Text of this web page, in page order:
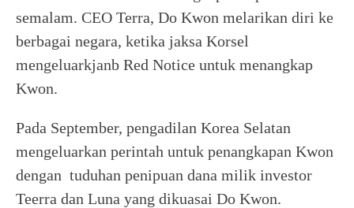
semalam. CEO Terra, Do Kwon melarikan diri ke
berbagai negara, ketika jaksa Korsel
mengeluarkjanb Red Notice untuk menangkap
Kwon.
Pada September, pengadilan Korea Selatan
mengeluarkan perintah untuk penangkapan Kwon
dengan tuduhan penipuan dana milik investor
Teerra dan Luna yang dikuasai Do Kwon.